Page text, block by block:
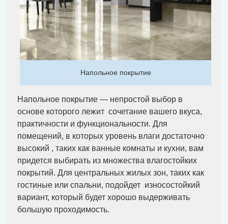
Напольное покрытие
Напольное покрытие — непростой выбор в
основе которого лежит сочетание вашего вкуса,
практичности и функциональности. Для
помещений, в которых уровень влаги достаточно
высокий , таких как ванные комнаты и кухни, вам
придется выбирать из множества влагостойких
покрытий. Для центральных жилых зон, таких как
гостиные или спальни, подойдет износостойкий
вариант, который будет хорошо выдерживать
большую проходимость.